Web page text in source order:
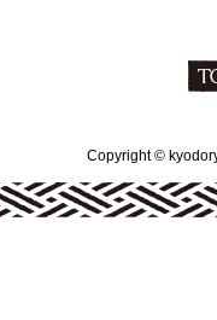
Copyright ©